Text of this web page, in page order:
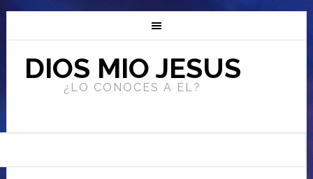
DIOS MIO JESUS
¿LO CONOCES A ÉL?